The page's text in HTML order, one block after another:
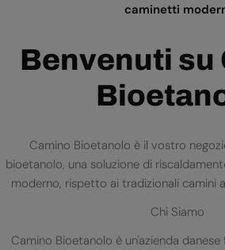
caminetti
Benvenuti su
Camino Bioetanolo è il vostro
bioetanolo, una soluzione di
moderno, rispetto ai tradizionali camini
Chi Siamo
Camino Bioetanolo è un'azienda